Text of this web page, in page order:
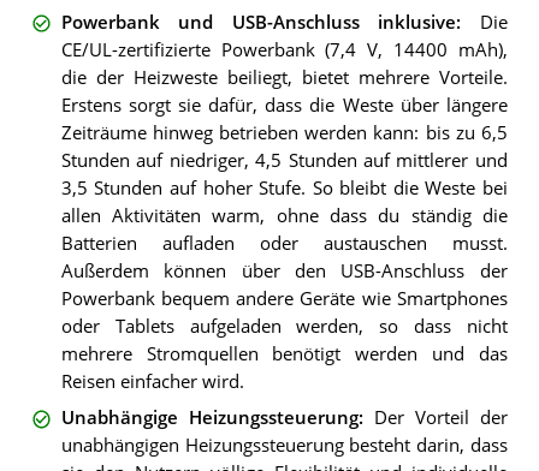
Powerbank und USB-Anschluss inklusive: Die
CE/UL-zertifizierte Powerbank (7,4 V, 14400 mAh),
die der Heizweste beiliegt, bietet mehrere Vorteile.
Erstens sorgt sie dafür, dass die Weste über längere
Zeiträume hinweg betrieben werden kann: bis zu 6,5
Stunden auf niedriger, 4,5 Stunden auf mittlerer und
3,5 Stunden auf hoher Stufe. So bleibt die Weste bei
allen Aktivitäten warm, ohne dass du ständig die
Batterien aufladen oder austauschen musst.
Außerdem können über den USB-Anschluss der
Powerbank bequem andere Geräte wie Smartphones
oder Tablets aufgeladen werden, so dass nicht
mehrere Stromquellen benötigt werden und das
Reisen einfacher wird.
Unabhängige Heizungssteuerung: Der Vorteil der
unabhängigen Heizungssteuerung besteht darin, dass